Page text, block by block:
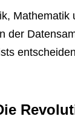
der